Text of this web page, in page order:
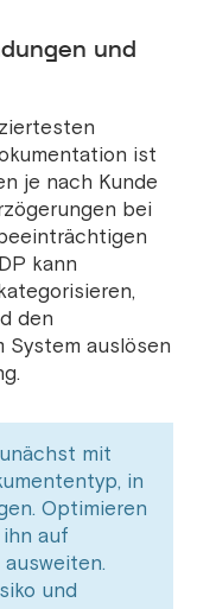
und
ist
je nach Kunde
bei
kann
den
auslösen
mit
in
Optimieren
ihn auf
und